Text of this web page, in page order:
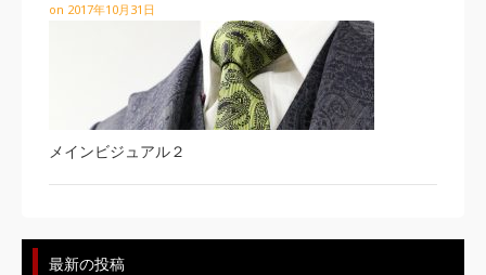
on 2017年10月31日
メインビジュアル２
最新の投稿